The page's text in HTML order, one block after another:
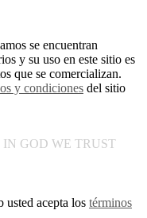
se encuentran
y su uso en este sitio es
que se comercializan.
y condiciones del sitio
IN GOD WE TRUST
usted acepta los términos